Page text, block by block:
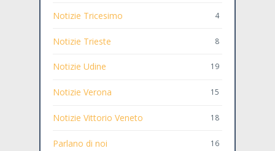
Notizie Tricesimo 4
Notizie Trieste 8
Notizie Udine 19
Notizie Verona 15
Notizie Vittorio Veneto 18
Parlano di noi 16